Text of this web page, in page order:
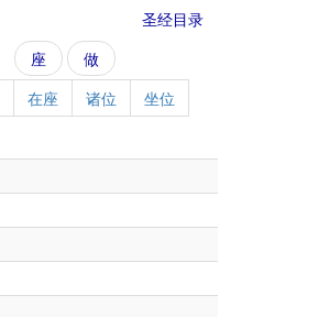
圣经目录
座
做
在座 诸位
坐位